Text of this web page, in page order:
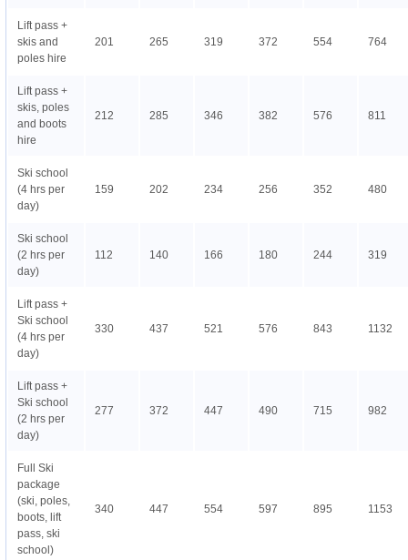
Lift pass +
skis and
poles hire
201 265 319 372 554 764
Lift pass +
skis, poles
and boots
hire
212 285 346 382 576 811
Ski school
(4 hrs per
day)
159 202 234 256 352 480
Ski school
(2 hrs per
day)
112 140 166 180 244 319
Lift pass +
Ski school
(4 hrs per
day)
330 437 521 576 843 1132
Lift pass +
Ski school
(2 hrs per
day)
277 372 447 490 715 982
Full Ski
package
(ski, poles,
boots, lift
pass, ski
school)
340 447 554 597 895 1153